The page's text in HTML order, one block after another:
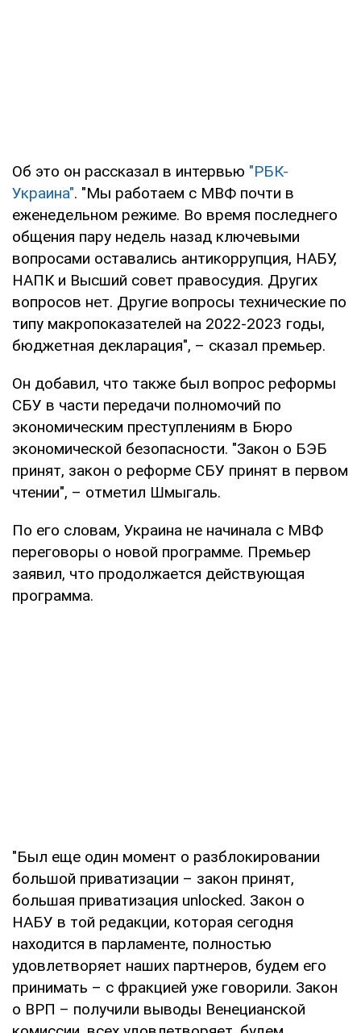
Об это он рассказал в интервью "РБК-
Украина". "Мы работаем с МВФ почти в
еженедельном режиме. Во время последнего
общения пару недель назад ключевыми
вопросами оставались антикоррупция, НАБУ,
НАПК и Высший совет правосудия. Других
вопросов нет. Другие вопросы технические по
типу макропоказателей на 2022-2023 годы,
бюджетная декларация", – сказал премьер.
Он добавил, что также был вопрос реформы
СБУ в части передачи полномочий по
экономическим преступлениям в Бюро
экономической безопасности. "Закон о БЭБ
принят, закон о реформе СБУ принят в первом
чтении", – отметил Шмыгаль.
По его словам, Украина не начинала с МВФ
переговоры о новой программе. Премьер
заявил, что продолжается действующая
программа.
"Был еще один момент о разблокировании
большой приватизации – закон принят,
большая приватизация unlocked. Закон о
НАБУ в той редакции, которая сегодня
находится в парламенте, полностью
удовлетворяет наших партнеров, будем его
принимать – с фракцией уже говорили. Закон
о ВРП – получили выводы Венецианской